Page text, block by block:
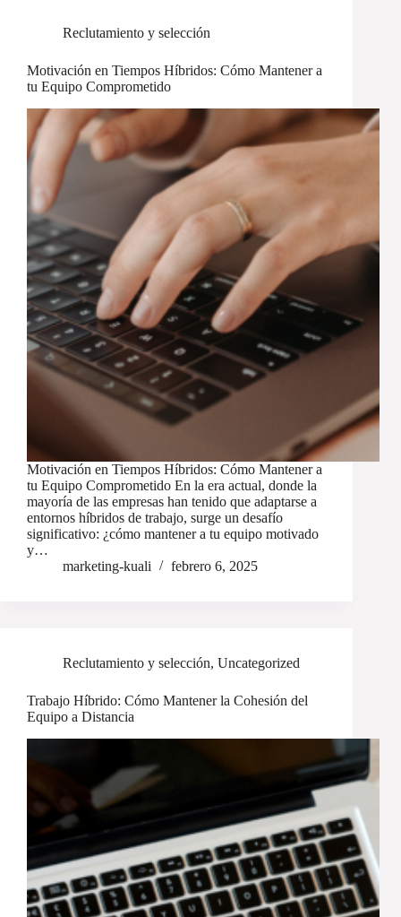
Reclutamiento y selección
Motivación en Tiempos Híbridos: Cómo Mantener a
tu Equipo Comprometido
Motivación en Tiempos Híbridos: Cómo Mantener a
tu Equipo Comprometido En la era actual, donde la
mayoría de las empresas han tenido que adaptarse a
entornos híbridos de trabajo, surge un desafío
significativo: ¿cómo mantener a tu equipo motivado
y…
marketing-kuali
febrero 6, 2025
Reclutamiento y selección, Uncategorized
Trabajo Híbrido: Cómo Mantener la Cohesión del
Equipo a Distancia